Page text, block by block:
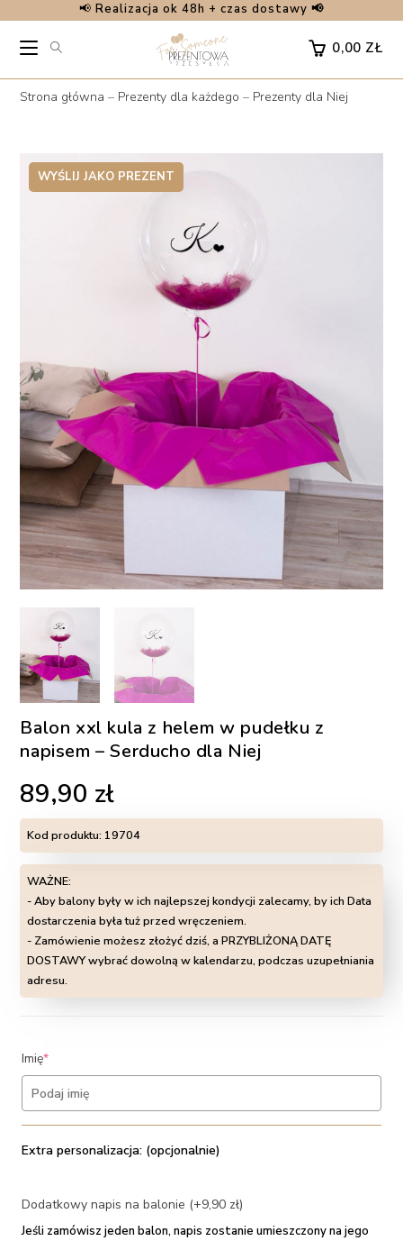
content
📢 Realizacja ok 48h + czas dostawy 📢
0,00 ZŁ
Strona główna – Prezenty dla każdego – Prezenty dla Niej
WYŚLIJ JAKO PREZENT
Balon xxl kula z helem w pudełku z
napisem – Serducho dla Niej
89,90 zł
Kod produktu: 19704
WAŻNE:
- Aby balony były w ich najlepszej kondycji zalecamy, by ich Data
dostarczenia była tuż przed wręczeniem.
- Zamówienie możesz złożyć dziś, a PRZYBLIŻONĄ DATĘ
DOSTAWY wybrać dowolną w kalendarzu, podczas uzupełniania
adresu.
Imię*(required)
Extra personalizacja: (opcjonalnie)
Dodatkowy napis na balonie (+9,90 zł)
Jeśli zamówisz jeden balon, napis zostanie umieszczony na jego